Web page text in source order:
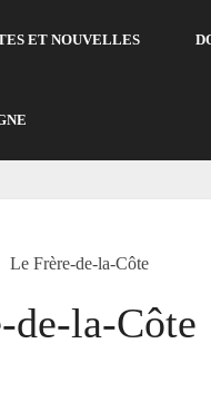
ET NOUVELLES
Le Frère-de-la-Côte
de-la-Côte